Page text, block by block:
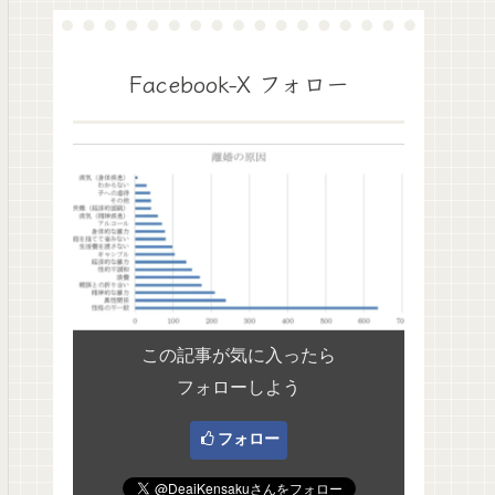
Facebook-X フォロー
この記事が気に入ったら
フォローしよう
フォロー